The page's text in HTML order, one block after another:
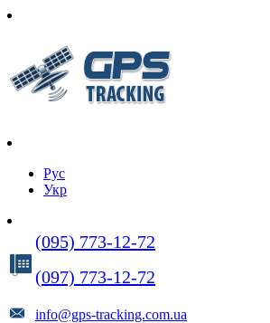
Рус
Укр
(095) 773-12-72
(097) 773-12-72
info@gps-tracking.com.ua